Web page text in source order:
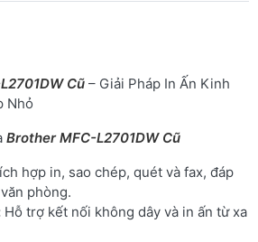
Cũ – Giải Pháp In Ấn Kinh
Nhỏ
Brother MFC-L2701DW Cũ
hợp in, sao chép, quét và fax, đáp
phòng.
Hỗ trợ kết nối không dây và in ấn từ xa